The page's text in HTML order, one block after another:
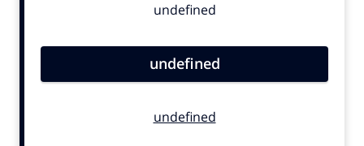
Contentmarketing